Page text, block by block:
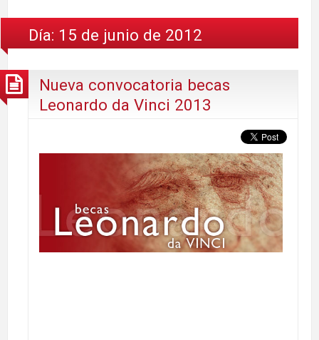
Día: 15 de junio de 2012
Nueva convocatoria becas
Leonardo da Vinci 2013